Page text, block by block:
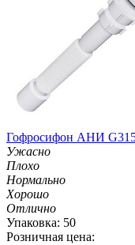
Гофросифон АНИ
Ужасно
Плохо
Нормально
Хорошо
Отлично
Упаковка: 50
Розничная цена: